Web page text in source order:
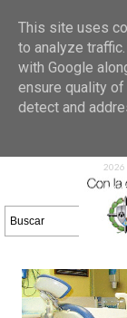
30/
DE
2026
16/
2026
26/
This site uses
to analyze
with Google
ensure quality
detect and